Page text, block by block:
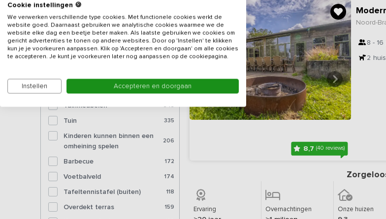
Pooltafel
Biljart 37
Fitnessapparatuur 10
Bioscoop 6
Voorzieningen (buiten)
Tuinmeubelen
Tuin 335
Kinderen kunnen binnen een
omheining spelen
206
Barbecue 172
Voetbalveld 174
Tafeltennistafel (buiten) 118
Overdekt terras 159
8,7(40 reviews)
Noord-
8 - 16
2
Ervaring Overnachtingen Onze huizen
Cookie instellingen 🍪
We verwerken verschillende type cookies. Met functionele cookies werkt de
website goed. Daarnaast gebruiken we analytische cookies waarmee we de
website elke dag een beetje beter maken. Als laatste gebruiken we cookies om
gericht advertenties te tonen op andere websites. Door op 'Instellen' te klikken
kun je je voorkeuren aanpassen. Klik op 'Accepteren en doorgaan' om alle cookies
te accepteren. Je kunt je voorkeuren later nog aanpassen op de cookiepagina.
Instellen Accepteren en doorgaan